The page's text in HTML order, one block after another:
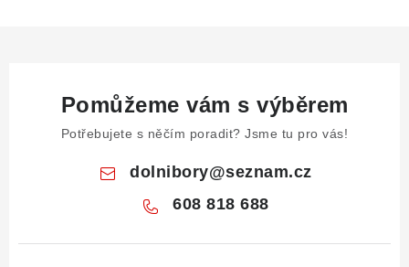
Pomůžeme vám s výběrem
Potřebujete s něčím poradit? Jsme tu pro vás!
dolnibory@seznam.cz
608 818 688